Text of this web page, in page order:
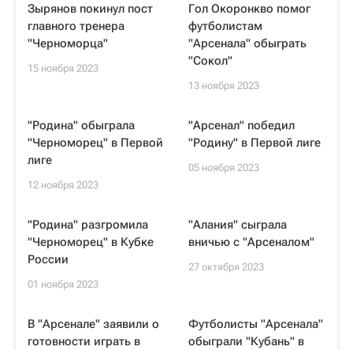
Зырянов покинул пост
главного тренера
"Черноморца"
15 ноября 2023
Гол Окоронкво помог
футболистам
"Арсенала" обыграть
"Сокол"
13 ноября 2023
"Родина" обыграла
"Черноморец" в Первой
лиге
12 ноября 2023
"Арсенал" победил
"Родину" в Первой лиге
05 ноября 2023
"Родина" разгромила
"Черноморец" в Кубке
России
01 ноября 2023
"Алания" сыграла
вничью с "Арсеналом"
27 октября 2023
В "Арсенале" заявили о
готовности играть в
Футболисты "Арсенала"
обыграли "Кубань" в